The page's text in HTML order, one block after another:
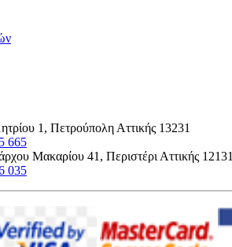
1, Πετρούπολη Αττικής 13231
665
Μακαρίου 41, Περιστέρι Αττικής 12131
035